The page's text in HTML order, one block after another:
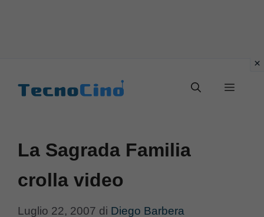
Menu
La Sagrada Familia
crolla video
Luglio 22, 2007 di Diego Barbera